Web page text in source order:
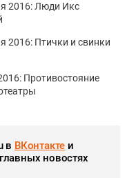
2016: Люди Икс
2016: Птички и свинки
Противостояние
в ВКонтакте и
новостях